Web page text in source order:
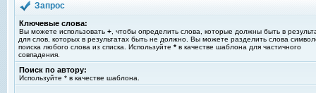
Запрос
Ключевые слова:
Вы можете использовать + , чтобы определить слова, которые должны быть в
для слов, которых в результатах быть не должно. Вы можете разделить слова
поиска любого слова из списка. Используйте * в качестве шаблона для частичного
совпадения.
Поиск по автору:
Используйте * в качестве шаблона.